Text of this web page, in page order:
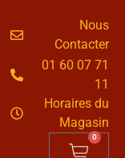
Nous
Contacter
01 60 07 71
11
Horaires du
Magasin
0